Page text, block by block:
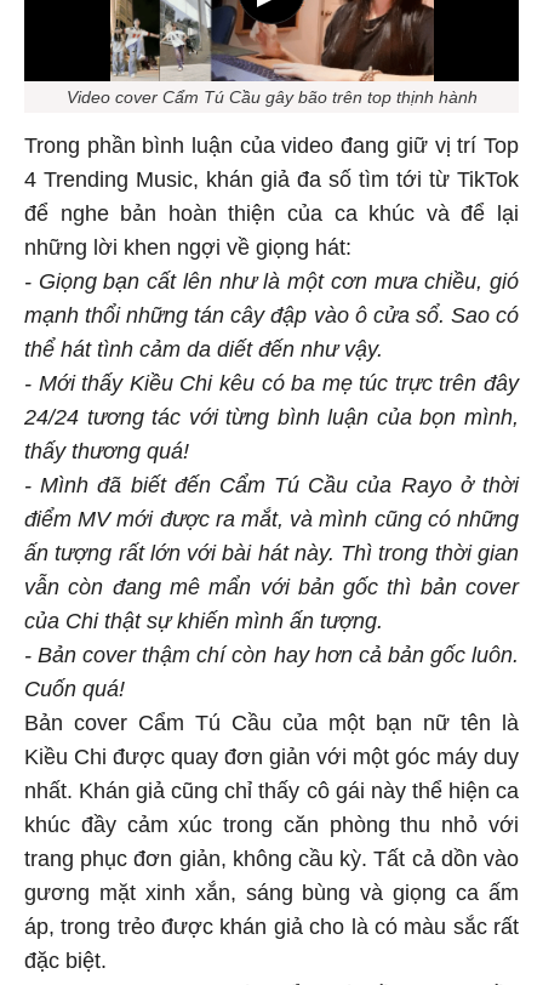
Video cover Cẩm Tú Cầu gây bão trên top thịnh hành
Trong phần bình luận của video đang giữ vị trí Top
4 Trending Music, khán giả đa số tìm tới từ TikTok
để nghe bản hoàn thiện của ca khúc và để lại
những lời khen ngợi về giọng hát:
- Giọng bạn cất lên như là một cơn mưa chiều, gió
mạnh thổi những tán cây đập vào ô cửa sổ. Sao có
thể hát tình cảm da diết đến như vậy.
- Mới thấy Kiều Chi kêu có ba mẹ túc trực trên đây
24/24 tương tác với từng bình luận của bọn mình,
thấy thương quá!
- Mình đã biết đến Cẩm Tú Cầu của Rayo ở thời
điểm MV mới được ra mắt, và mình cũng có những
ấn tượng rất lớn với bài hát này. Thì trong thời gian
vẫn còn đang mê mẩn với bản gốc thì bản cover
của Chi thật sự khiến mình ấn tượng.
- Bản cover thậm chí còn hay hơn cả bản gốc luôn.
Cuốn quá!
Bản cover Cẩm Tú Cầu của một bạn nữ tên là
Kiều Chi được quay đơn giản với một góc máy duy
nhất. Khán giả cũng chỉ thấy cô gái này thể hiện ca
khúc đầy cảm xúc trong căn phòng thu nhỏ với
trang phục đơn giản, không cầu kỳ. Tất cả dồn vào
gương mặt xinh xắn, sáng bùng và giọng ca ấm
áp, trong trẻo được khán giả cho là có màu sắc rất
đặc biệt.